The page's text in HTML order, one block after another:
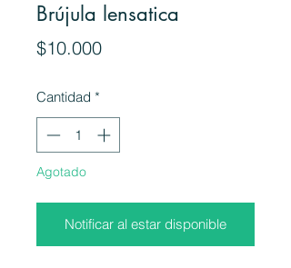
Brújula lensatica
$10.000Precio
Cantidad *
Agotado
Notificar al estar disponible